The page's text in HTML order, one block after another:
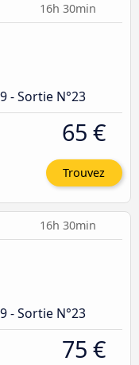
16h 30min
- Sortie N°23
65 €
Trouvez
16h 30min
- Sortie N°23
75 €